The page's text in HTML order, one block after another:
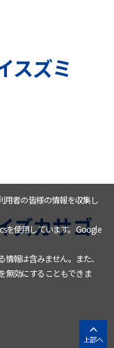
スズミ
ズカサゴ
上部へ
用者の皆様の情報を収集し
を使用しています。Google
報は含みません。また、
無効にすることもできま